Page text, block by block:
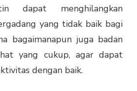
dapat menghilangkan
yang tidak baik bagi
bagaimanapun juga badan
yang cukup, agar dapat
dengan baik.